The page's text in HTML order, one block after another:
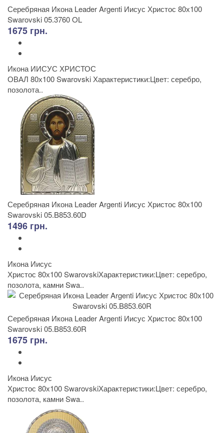
Серебряная Икона Leader Argenti Иисус Христос 80х100
Swarovski 05.3760 OL
1675 грн.
Икона ИИСУС ХРИСТОС
ОВАЛ 80х100 Swarovski Характеристики:Цвет: серебро,
позолота..
Серебряная Икона Leader Argenti Иисус Христос 80х100
Swarovski 05.B853.60D
1496 грн.
Икона Иисус
Христос 80х100 SwarovskiХарактеристики:Цвет: серебро,
позолота, камни Swa..
Серебряная Икона Leader Argenti Иисус Христос 80х100
Swarovski 05.B853.60R
1675 грн.
Икона Иисус
Христос 80х100 SwarovskiХарактеристики:Цвет: серебро,
позолота, камни Swa..